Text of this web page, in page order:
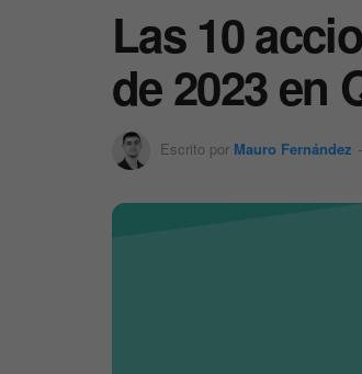
Las 10
de 2023 en
Escrito por Mauro Fernández